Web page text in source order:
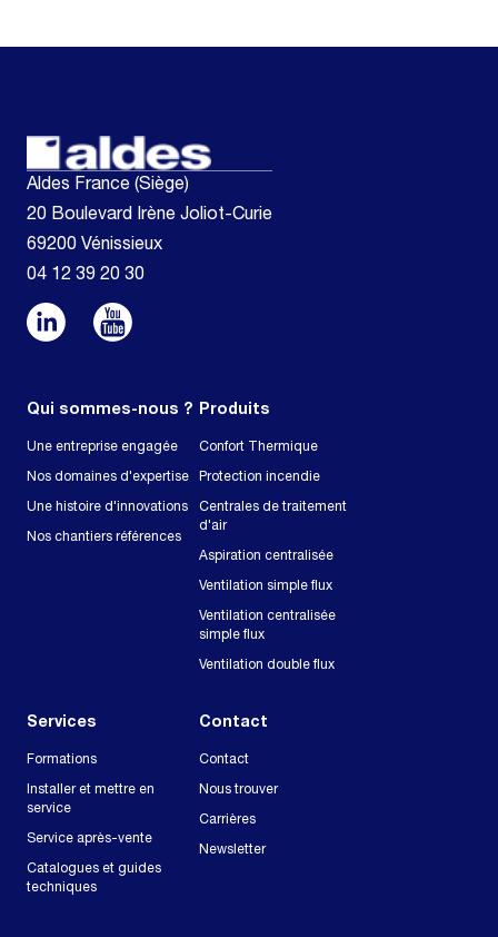
Aldes France (Siège)
20 Boulevard Irène Joliot-Curie
69200 Vénissieux
04 12 39 20 30
Qui sommes-nous ?
Une entreprise engagée
Nos domaines d'expertise
Une histoire d'innovations
Nos chantiers références
Produits
Confort Thermique
Protection incendie
Centrales de traitement
d'air
Aspiration centralisée
Ventilation simple flux
Ventilation centralisée
simple flux
Ventilation double flux
Services
Formations
Installer et mettre en
service
Service après-vente
Catalogues et guides
techniques
Contact
Contact
Nous trouver
Carrières
Newsletter